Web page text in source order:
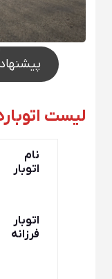
لیست
نام
اتوبار
اتوبار
فرزانه